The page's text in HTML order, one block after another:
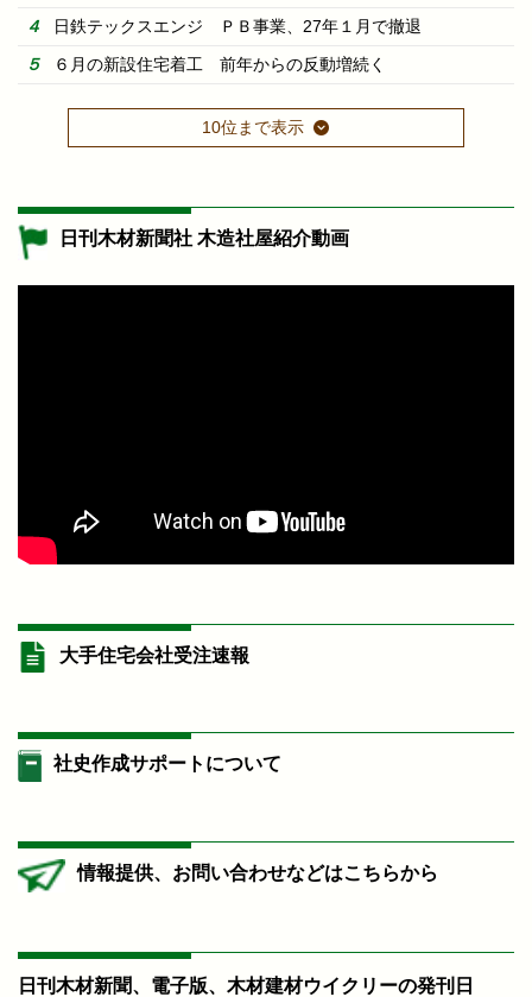
日鉄テックスエンジ ＰＢ事業、27年１月で撤退
６月の新設住宅着工 前年からの反動増続く
10位まで表示
日刊木材新聞社 木造社屋紹介動画
大手住宅会社受注速報
社史作成サポートについて
情報提供、お問い合わせなどはこちらから
日刊木材新聞、電子版、木材建材ウイクリーの発刊日